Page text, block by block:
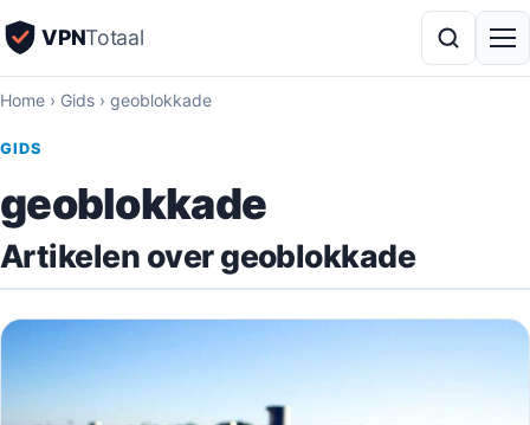
VPNTotaal
Home › Gids › geoblokkade
GIDS
geoblokkade
Artikelen over geoblokkade